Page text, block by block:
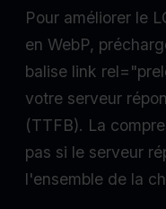
Pour améliorer le
en WebP,
balise link
votre serveur
(TTFB). La
pas si le serveur
l'ensemble de la